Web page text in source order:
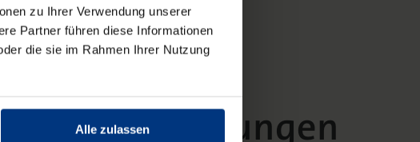
zu Ihrer Verwendung unserer
Partner führen diese Informationen
die sie im Rahmen Ihrer Nutzung
Alle zulassen
Herausforderungen